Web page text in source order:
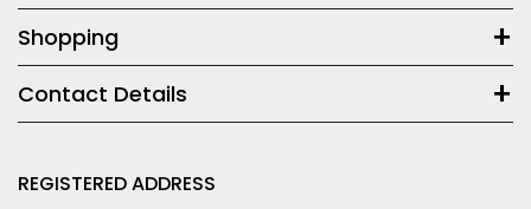
Shopping
Contact Details
REGISTERED ADDRESS